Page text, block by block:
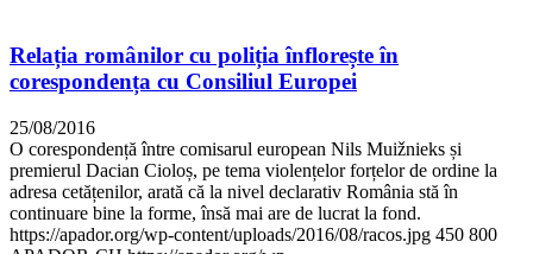
Relația românilor cu poliția înflorește în
corespondența cu Consiliul Europei
25/08/2016
O corespondență între comisarul european Nils Muižnieks și
premierul Dacian Cioloș, pe tema violențelor forțelor de ordine la
adresa cetățenilor, arată că la nivel declarativ România stă în
continuare bine la forme, însă mai are de lucrat la fond.
https://apador.org/wp-content/uploads/2016/08/racos.jpg 450 800